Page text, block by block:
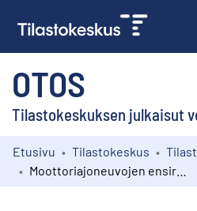
OTOS
Tilastokeskuksen julkaisut
Kokoelmat
Etusivu Tilastokeskus